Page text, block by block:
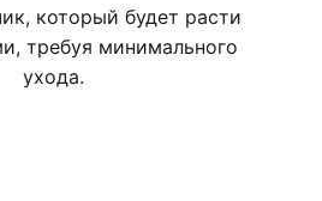
который будет расти
требуя минимального
ухода.